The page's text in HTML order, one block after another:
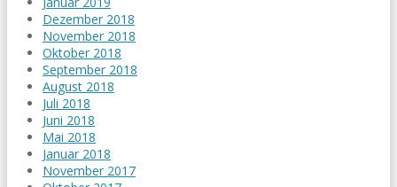
Dezember 2018
November 2018
Oktober 2018
September 2018
August 2018
Juli 2018
Juni 2018
Mai 2018
Januar 2018
November 2017